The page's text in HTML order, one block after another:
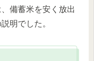
備蓄米を安く放出
明でした。